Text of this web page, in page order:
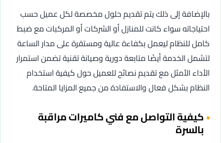
بالإضافة إلى ذلك يتم تقديم حلول مخصصة لكل عميل حسب
احتياجاته سواء كانت للمنازل أو الشركات أو المركبات مع ضبط
كامل للنظام ليعمل بكفاءة عالية ومستقرة على مدار الساعة
لتشمل الخدمة أيضًا متابعة دورية وصيانة تقنية تضمن استمرار
الأداء الأمثل مع تقديم نصائح للعميل حول كيفية استخدام
النظام بشكل فعال والاستفادة من جميع المزايا المتاحة.
كيفية التواصل مع فني كاميرات مراقبة
بالسرة